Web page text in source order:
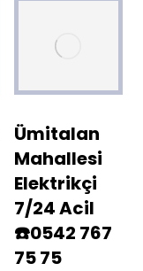
Ümitalan
Mahallesi
Elektrikçi
7/24 Acil
☎️0542 767
75 75